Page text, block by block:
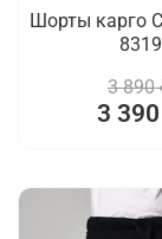
Шорты карго
8319
3 890
3